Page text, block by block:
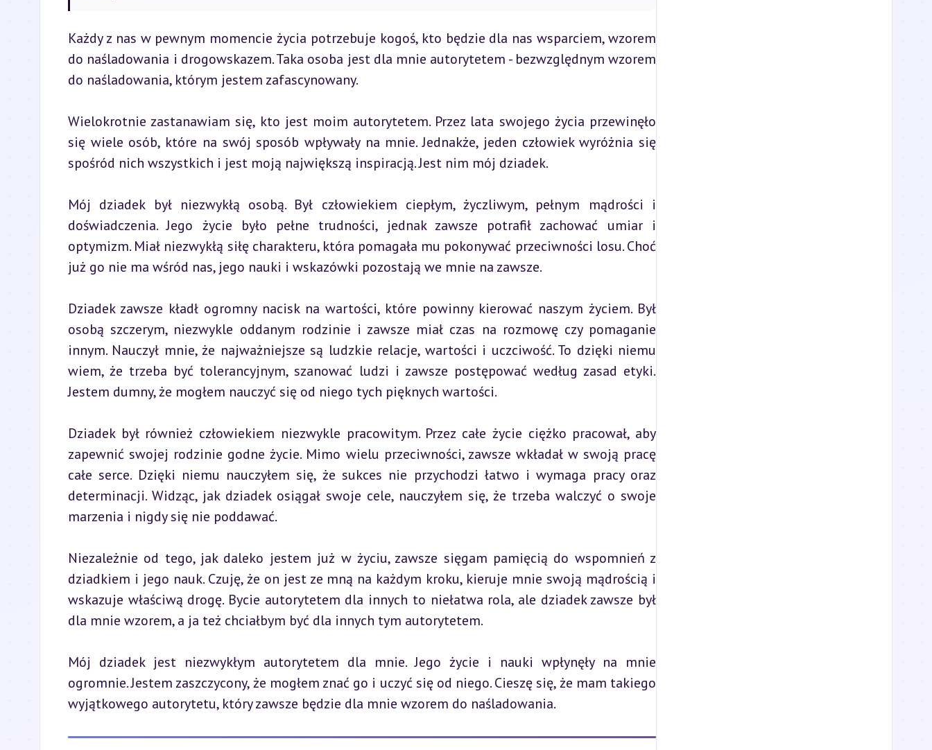
Każdy z nas w pewnym momencie życia potrzebuje kogoś, kto będzie dla nas wsparciem, wzorem
do naśladowania i drogowskazem. Taka osoba jest dla mnie autorytetem - bezwzględnym wzorem
do naśladowania, którym jestem zafascynowany.
Wielokrotnie zastanawiam się, kto jest moim autorytetem. Przez lata swojego życia przewinęło
się wiele osób, które na swój sposób wpływały na mnie. Jednakże, jeden człowiek wyróżnia się
spośród nich wszystkich i jest moją największą inspiracją. Jest nim mój dziadek.
Mój dziadek był niezwykłą osobą. Był człowiekiem ciepłym, życzliwym, pełnym mądrości i
doświadczenia. Jego życie było pełne trudności, jednak zawsze potrafił zachować umiar i
optymizm. Miał niezwykłą siłę charakteru, która pomagała mu pokonywać przeciwności losu. Choć
już go nie ma wśród nas, jego nauki i wskazówki pozostają we mnie na zawsze.
Dziadek zawsze kładł ogromny nacisk na wartości, które powinny kierować naszym życiem. Był
osobą szczerym, niezwykle oddanym rodzinie i zawsze miał czas na rozmowę czy pomaganie
innym. Nauczył mnie, że najważniejsze są ludzkie relacje, wartości i uczciwość. To dzięki niemu
wiem, że trzeba być tolerancyjnym, szanować ludzi i zawsze postępować według zasad etyki.
Jestem dumny, że mogłem nauczyć się od niego tych pięknych wartości.
Dziadek był również człowiekiem niezwykle pracowitym. Przez całe życie ciężko pracował, aby
zapewnić swojej rodzinie godne życie. Mimo wielu przeciwności, zawsze wkładał w swoją pracę
całe serce. Dzięki niemu nauczyłem się, że sukces nie przychodzi łatwo i wymaga pracy oraz
determinacji. Widząc, jak dziadek osiągał swoje cele, nauczyłem się, że trzeba walczyć o swoje
marzenia i nigdy się nie poddawać.
Niezależnie od tego, jak daleko jestem już w życiu, zawsze sięgam pamięcią do wspomnień z
dziadkiem i jego nauk. Czuję, że on jest ze mną na każdym kroku, kieruje mnie swoją mądrością i
wskazuje właściwą drogę. Bycie autorytetem dla innych to niełatwa rola, ale dziadek zawsze był
dla mnie wzorem, a ja też chciałbym być dla innych tym autorytetem.
Mój dziadek jest niezwykłym autorytetem dla mnie. Jego życie i nauki wpłynęły na mnie
ogromnie. Jestem zaszczycony, że mogłem znać go i uczyć się od niego. Cieszę się, że mam takiego
wyjątkowego autorytetu, który zawsze będzie dla mnie wzorem do naśladowania.